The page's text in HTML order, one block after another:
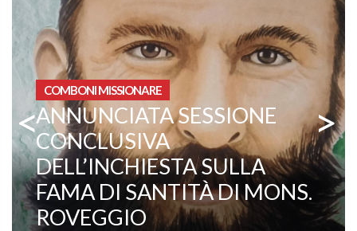
< COMBONI MISSIONARE
PATER EZECHIELE RAMIN:
EIN LEBENDIGES ZEUGNIS
FÜR BERUFUNG UND
MISSION
>